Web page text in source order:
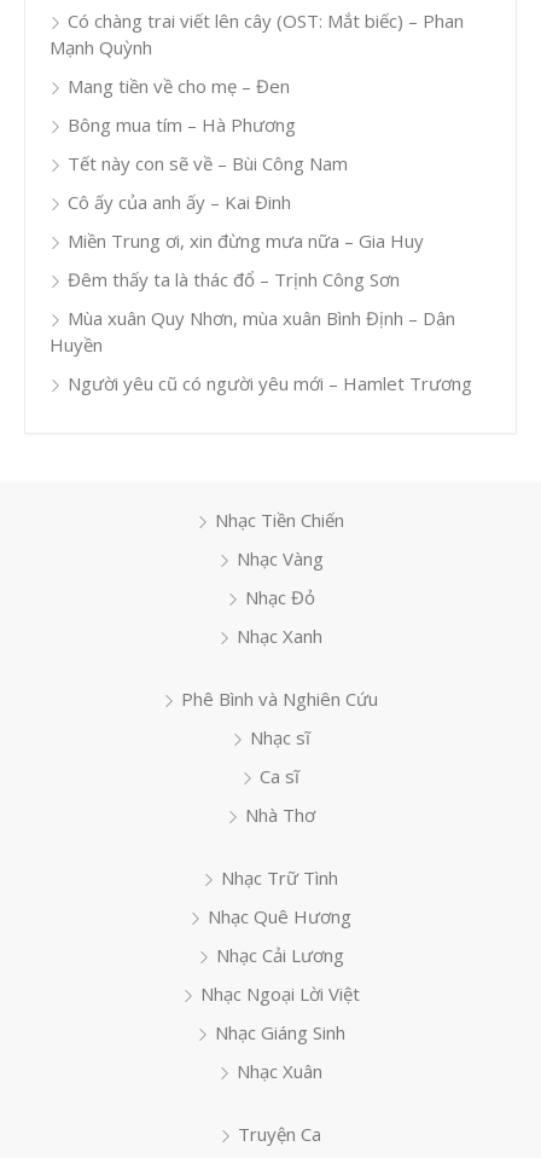
Có chàng trai viết lên cây (OST: Mắt biếc) – Phan
Mạnh Quỳnh
Mang tiền về cho mẹ – Đen
Bông mua tím – Hà Phương
Tết này con sẽ về – Bùi Công Nam
Cô ấy của anh ấy – Kai Đinh
Miền Trung ơi, xin đừng mưa nữa – Gia Huy
Đêm thấy ta là thác đổ – Trịnh Công Sơn
Mùa xuân Quy Nhơn, mùa xuân Bình Định – Dân
Huyền
Người yêu cũ có người yêu mới – Hamlet Trương
Nhạc Tiền Chiến
Nhạc Vàng
Nhạc Đỏ
Nhạc Xanh
Phê Bình và Nghiên Cứu
Nhạc sĩ
Ca sĩ
Nhà Thơ
Nhạc Trữ Tình
Nhạc Quê Hương
Nhạc Cải Lương
Nhạc Ngoại Lời Việt
Nhạc Giáng Sinh
Nhạc Xuân
Truyện Ca